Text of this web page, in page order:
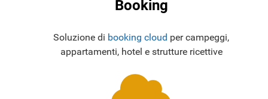
Booking
Soluzione di booking cloud per campeggi,
appartamenti, hotel e strutture ricettive